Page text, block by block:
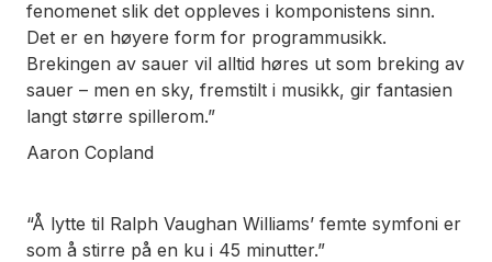
fenomenet slik det oppleves i komponistens sinn.
Det er en høyere form for programmusikk.
Brekingen av sauer vil alltid høres ut som breking av
sauer – men en sky, fremstilt i musikk, gir fantasien
langt større spillerom.”
Aaron Copland
“Å lytte til Ralph Vaughan Williams’ femte symfoni er
som å stirre på en ku i 45 minutter.”